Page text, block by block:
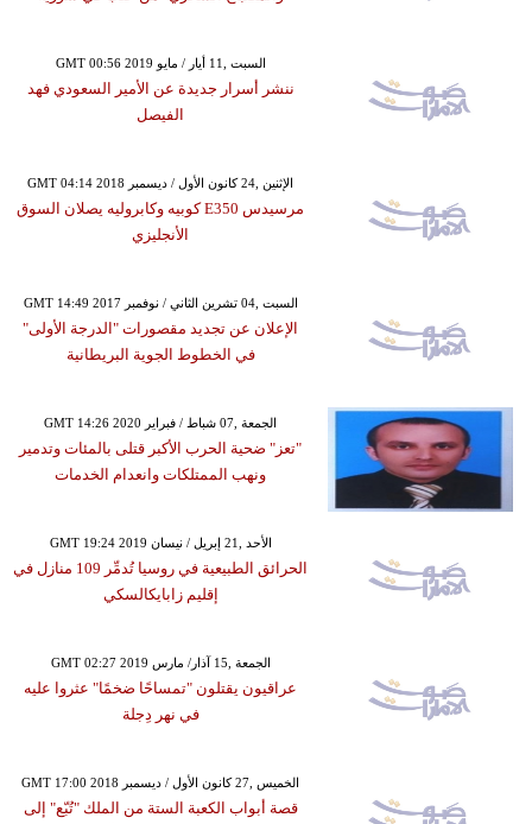
GMT 00:56 2019 السبت ,11 أيار / مايو
ننشر أسرار جديدة عن الأمير السعودي فهد
الفيصل
GMT 04:14 2018 الإثنين ,24 كانون الأول / ديسمبر
مرسيدس E350 كوبيه وكابروليه يصلان السوق
الأنجليزي
GMT 14:49 2017 السبت ,04 تشرين الثاني / نوفمبر
الإعلان عن تجديد مقصورات "الدرجة الأولى"
في الخطوط الجوية البريطانية
GMT 14:26 2020 الجمعة ,07 شباط / فبراير
"تعز" ضحية الحرب الأكبر قتلى بالمئات وتدمير
ونهب الممتلكات وانعدام الخدمات
GMT 19:24 2019 الأحد ,21 إبريل / نيسان
الحرائق الطبيعية في روسيا تُدمِّر 109 منازل في
إقليم زابايكالسكي
GMT 02:27 2019 الجمعة ,15 آذار/ مارس
عراقيون يقتلون "تمساحًا ضخمًا" عثروا عليه
في نهر دِجلة
GMT 17:00 2018 الخميس ,27 كانون الأول / ديسمبر
قصة أبواب الكعبة الستة من الملك "تُبّع" إلى